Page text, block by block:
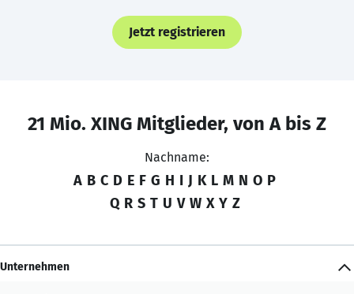
Jetzt registrieren
21 Mio. XING Mitglieder, von A bis Z
Nachname:
A B C D E F G H I J K L M N O P
Q R S T U V W X Y Z
Unternehmen